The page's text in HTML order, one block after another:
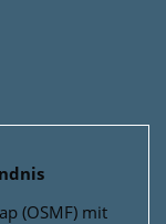
(OSMF) mit